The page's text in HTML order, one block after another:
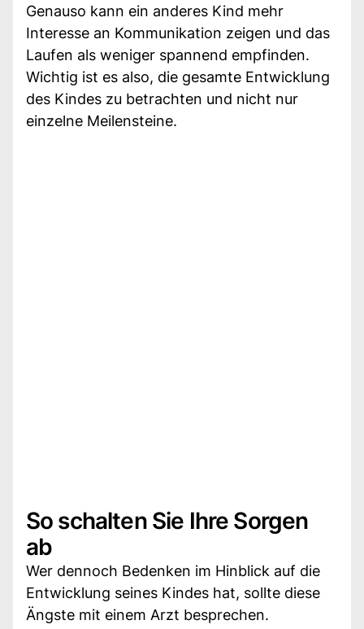
Genauso kann ein anderes Kind mehr
Interesse an Kommunikation zeigen und das
Laufen als weniger spannend empfinden.
Wichtig ist es also, die gesamte Entwicklung
des Kindes zu betrachten und nicht nur
einzelne Meilensteine.
So schalten Sie Ihre Sorgen
ab
Wer dennoch Bedenken im Hinblick auf die
Entwicklung seines Kindes hat, sollte diese
Ängste mit einem Arzt besprechen.